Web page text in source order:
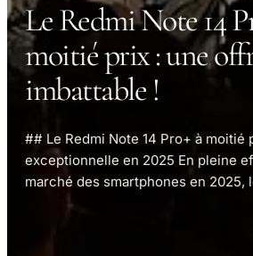
Le Redmi Note 14
moitié prix : une
imbattable !
## Le Redmi Note 14 Pro+ à moitié
exceptionnelle en 2025 En pleine
marché des smartphones en 2025,